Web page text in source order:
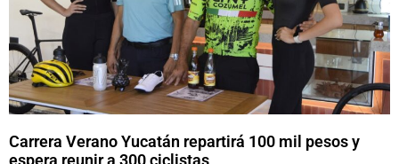
Carrera Verano Yucatán repartirá 100 mil pesos y
espera reunir a 300 ciclistas